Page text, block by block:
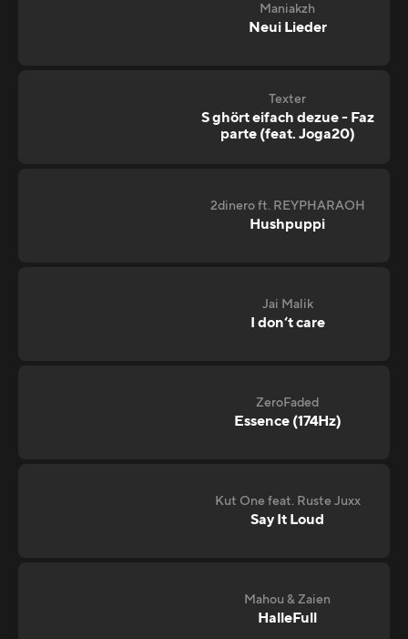
Maniakzh
Neui Lieder
Texter
S ghört eifach dezue - Faz
parte (feat. Joga20)
2dinero ft. REYPHARAOH
Hushpuppi
Jai Malik
I don‘t care
ZeroFaded
Essence (174Hz)
Kut One feat. Ruste Juxx
Say It Loud
Mahou & Zaien
HalleFull